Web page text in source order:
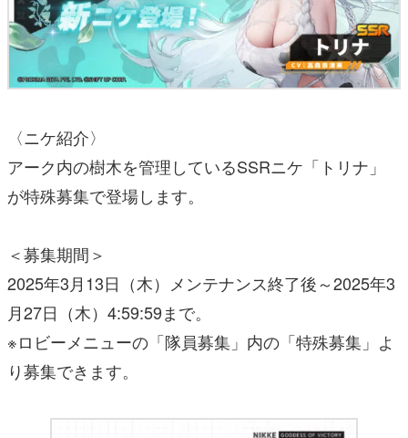
〈ニケ紹介〉
アーク内の樹木を管理しているSSRニケ「トリナ」
が特殊募集で登場します。
＜募集期間＞
2025年3月13日（木）メンテナンス終了後～2025年3
月27日（木）4:59:59まで。
※ロビーメニューの「隊員募集」内の「特殊募集」よ
り募集できます。